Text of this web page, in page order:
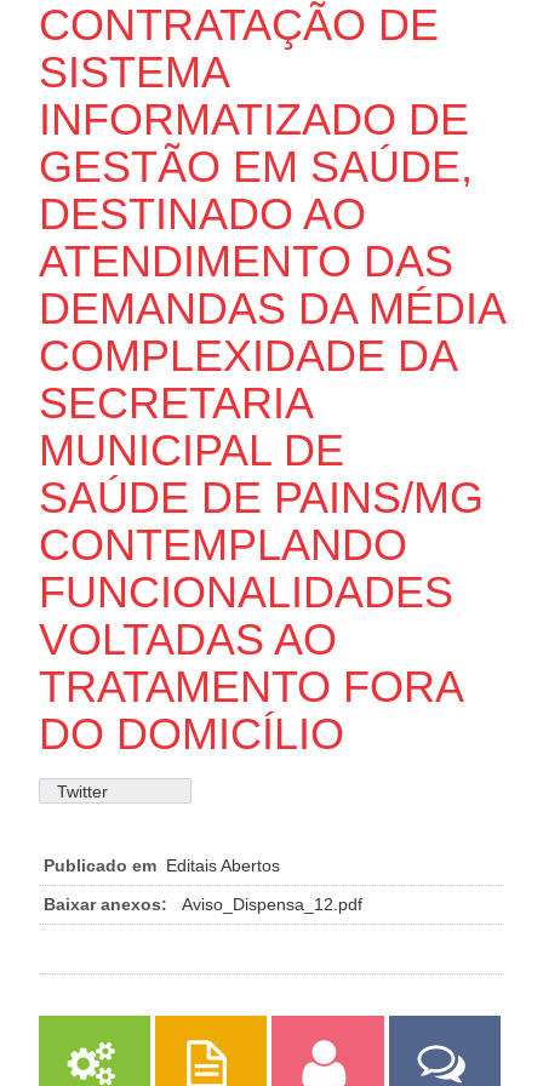
CONTRATAÇÃO DE
SISTEMA
INFORMATIZADO DE
GESTÃO EM SAÚDE,
DESTINADO AO
ATENDIMENTO DAS
DEMANDAS DA MÉDIA
COMPLEXIDADE DA
SECRETARIA
MUNICIPAL DE
SAÚDE DE PAINS/MG
CONTEMPLANDO
FUNCIONALIDADES
VOLTADAS AO
TRATAMENTO FORA
DO DOMICÍLIO
Twitter
Publicado em Editais Abertos
Baixar anexos:
Aviso_Dispensa_12.pdf